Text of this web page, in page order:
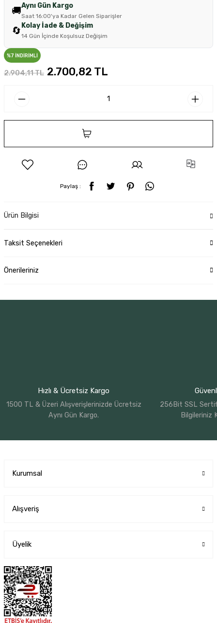
🚚Aynı Gün Kargo
Saat 16:00'ya Kadar Gelen Siparişler
🔄 Kolay İade & Değişim
14 Gün İçinde Koşulsuz Değişim
%7 İNDİRİMLİ
2.904,11 TL 2.700,82 TL
Paylaş :
Ürün Bilgisi
Taksit Seçenekleri
Önerileriniz
Hızlı & Ücretsiz Kargo
1500 TL & Üzeri Alışverişlerinizde Ücretsiz
Aynı Gün Kargo.
256Bit SSL
Bilgileriniz
Kurumsal
Alışveriş
Üyelik